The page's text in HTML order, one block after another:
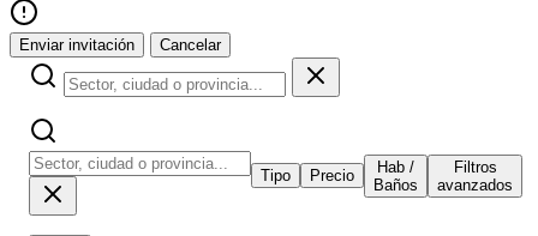
Enviar invitación Cancelar
Tipo Precio
Hab /
Baños
Filtros
avanzados